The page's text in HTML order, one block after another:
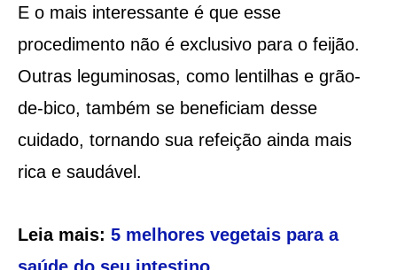
E o mais interessante é que esse
procedimento não é exclusivo para o feijão.
Outras leguminosas, como lentilhas e grão-
de-bico, também se beneficiam desse
cuidado, tornando sua refeição ainda mais
rica e saudável.
Leia mais: 5 melhores vegetais para a